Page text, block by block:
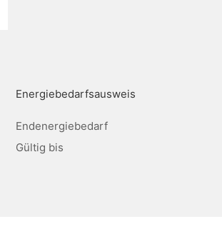
Energiebedarfsausweis
Endenergiebedarf
Gültig bis